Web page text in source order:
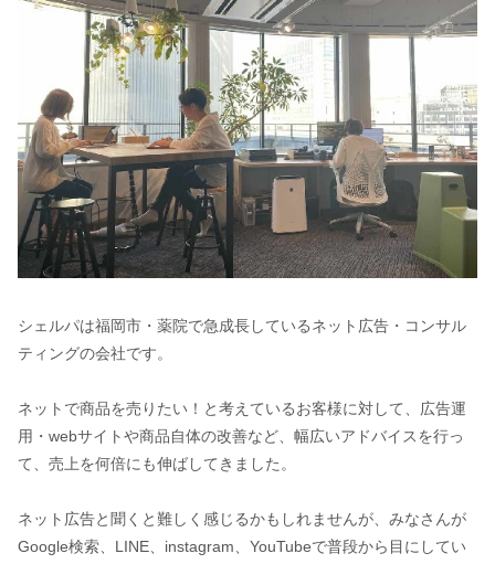
シェルパは福岡市・薬院で急成長しているネット広告・コンサル
ティングの会社です。
ネットで商品を売りたい！と考えているお客様に対して、広告運
用・webサイトや商品自体の改善など、幅広いアドバイスを行っ
て、売上を何倍にも伸ばしてきました。
ネット広告と聞くと難しく感じるかもしれませんが、みなさんが
Google検索、LINE、instagram、YouTubeで普段から目にしてい